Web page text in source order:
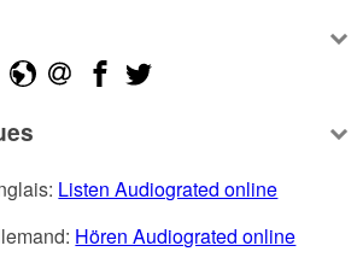
Listen Audiograted online
Hören Audiograted online